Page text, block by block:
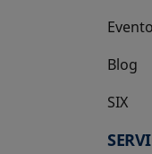
Blog
SIX
se